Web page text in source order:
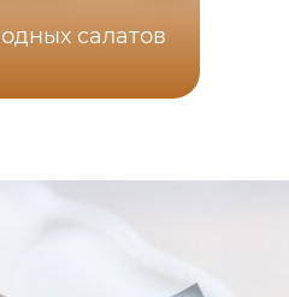
салатов